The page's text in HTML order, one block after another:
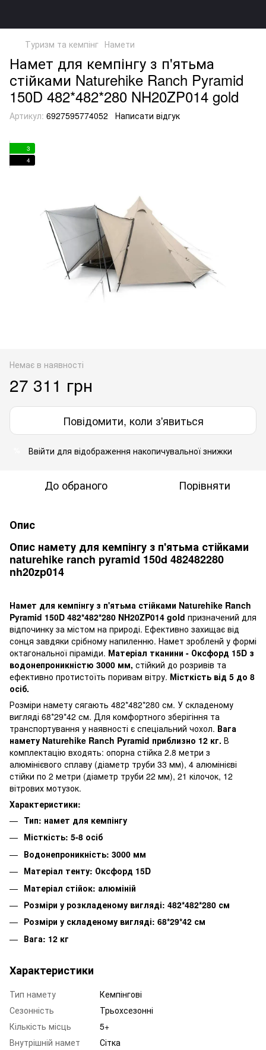
Туризм та кемпінг Намети
Намет для кемпінгу з п'ятьма
стійками Naturehike Ranch Pyramid
150D 482*482*280 NH20ZP014 gold
Артикул: 6927595774052 Написати відгук
3
4
Немає в наявності
27 311 грн
Повідомити, коли з'явиться
Ввійти для відображення накопичувальної знижки
До обраного Порівняти
Опис
Опис намету для кемпінгу з п'ятьма стійками
naturehike ranch pyramid 150d 482482280
nh20zp014
Намет для кемпінгу з п'ятьма стійками Naturehike Ranch
Pyramid 150D 482*482*280 NH20ZP014 gold призначений для
відпочинку за містом на природі. Ефективно захищає від
сонця завдяки срібному напиленню. Намет зробленй у формі
октагональної піраміди. Матеріал тканини - Оксфорд 15D з
водонепроникністю 3000 мм, стійкий до розривів та
ефективно протистоїть поривам вітру. Місткість від 5 до 8
осіб.
Розміри намету сягають 482*482*280 см. У складеному
вигляді 68*29*42 см. Для комфортного зберігіння та
транспортування у наявності є спеціальний чохол. Вага
намету Naturehike Ranch Pyramid приблизно 12 кг. В
комплектацію входять: опорна стійка 2.8 метри з
алюмінієвого сплаву (діаметр труби 33 мм), 4 алюмінієві
стійки по 2 метри (діаметр труби 22 мм), 21 кілочок, 12
вітрових мотузок.
Характеристики:
Тип: намет для кемпінгу
Місткість: 5-8 осіб
Водонепроникність: 3000 мм
Матеріал тенту: Оксфорд 15D
Матеріал стійок: алюміній
Розміри у розкладеному вигляді: 482*482*280 см
Розміри у складеному вигляді: 68*29*42 см
Вага: 12 кг
Характеристики
Тип намету
Кемпінгові
Сезонність
Трьохсезонні
Кількість місць
5+
Внутрішній намет
Сітка